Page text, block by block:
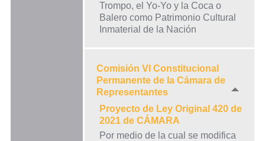
Trompo, el Yo-Yo y la Coca o
Balero como Patrimonio Cultural
Inmaterial de la Nación
Comisión VI Constitucional
Permanente de la Cámara de
Representantes
Proyecto de Ley Original 420 de
2021 de CÁMARA
Por medio de la cual se modifica